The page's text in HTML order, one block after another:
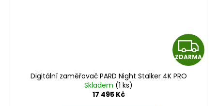
Z
D
ZDARMA
Digitální zaměřovač PARD Night Stalker 4K PRO
Skladem (1 ks)
17 495 Kč